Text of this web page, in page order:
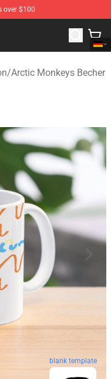
over $100
Arctic Monkeys
/Arctic Monkeys Becher
blank template